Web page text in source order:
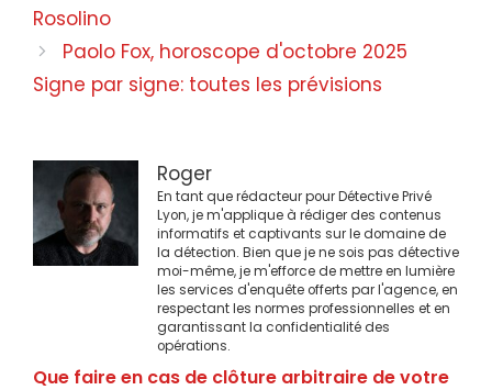
Rosolino
Paolo Fox, horoscope d'octobre 2025
Signe par signe: toutes les prévisions
Roger
En tant que rédacteur pour Détective Privé
Lyon, je m'applique à rédiger des contenus
informatifs et captivants sur le domaine de
la détection. Bien que je ne sois pas détective
moi-même, je m'efforce de mettre en lumière
les services d'enquête offerts par l'agence, en
respectant les normes professionnelles et en
garantissant la confidentialité des
opérations.
Que faire en cas de clôture arbitraire de votre